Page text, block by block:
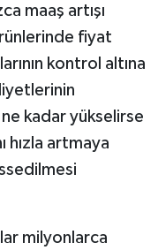
maaş artışı
fiyat
kontrol altına
kadar yükselirse
hızla artmaya
milyonlarca